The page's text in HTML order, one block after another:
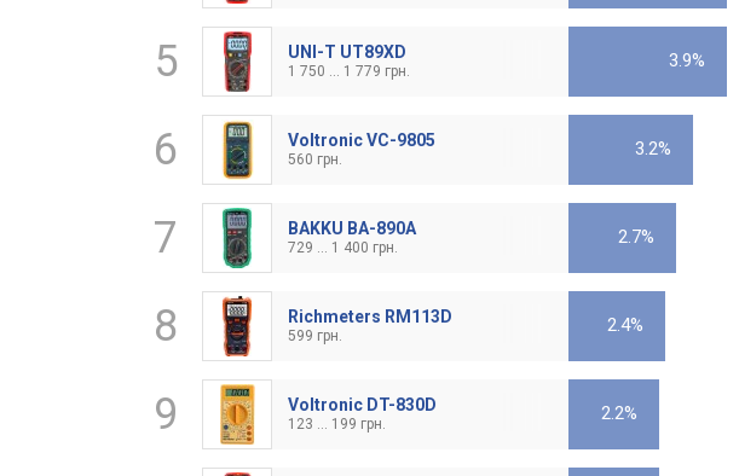
5 UNI-T UT89XD
1 750 ... 1 779 грн. 3.9%
6 Voltronic VC-9805
560 грн. 3.2%
7 BAKKU BA-890A
729 ... 1 400 грн. 2.7%
8 Richmeters RM113D
599 грн. 2.4%
9 Voltronic DT-830D
123 ... 199 грн. 2.2%